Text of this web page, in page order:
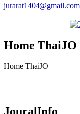
jurarat1404@gmail.com
Home ThaiJO
Home ThaiJO
JouralInfo